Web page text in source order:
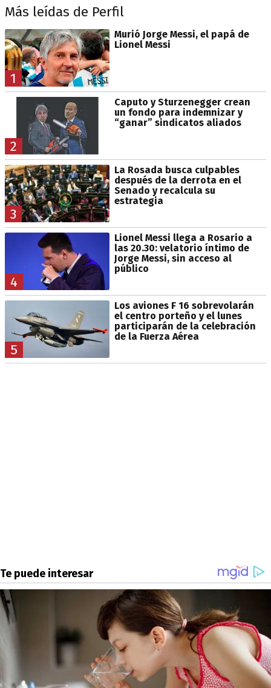
Más leídas de Perfil
1
Murió Jorge Messi, el papá de
Lionel Messi
2
Caputo y Sturzenegger crean
un fondo para indemnizar y
“ganar” sindicatos aliados
3
La Rosada busca culpables
después de la derrota en el
Senado y recalcula su
estrategia
4
Lionel Messi llega a Rosario a
las 20.30: velatorio íntimo de
Jorge Messi, sin acceso al
público
5
Los aviones F 16 sobrevolarán
el centro porteño y el lunes
participarán de la celebración
de la Fuerza Aérea